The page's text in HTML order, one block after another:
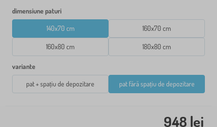
dimensiune paturi
140x70 cm 160x70 cm
160x80 cm 180x80 cm
variante
pat + spațiu de depozitare pat fără spațiu de depozitare
948 lei